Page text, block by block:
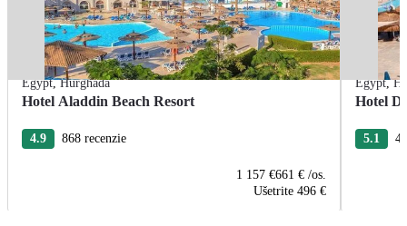
Egypt,Hurghada
Hotel Aladdin Beach Resort
4.9 868 recenzie
1 157 €661 € /os.
Ušetrite 496 €
Egypt,
Hotel
5.1